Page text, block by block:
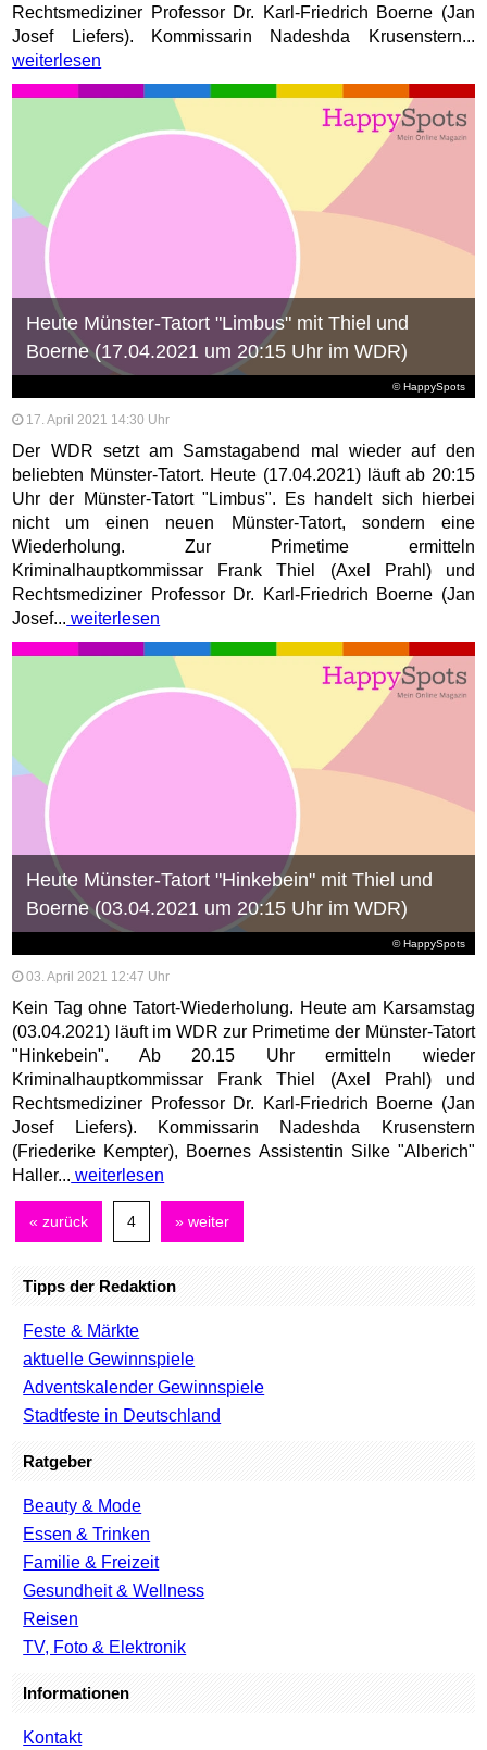
Rechtsmediziner Professor Dr. Karl-Friedrich Boerne (Jan
Josef Liefers). Kommissarin Nadeshda Krusenstern...
weiterlesen
© HappySpots
Heute Münster-Tatort "Limbus" mit Thiel und
Boerne (17.04.2021 um 20:15 Uhr im WDR)
17. April 2021 14:30 Uhr
Der WDR setzt am Samstagabend mal wieder auf den
beliebten Münster-Tatort. Heute (17.04.2021) läuft ab 20:15
Uhr der Münster-Tatort "Limbus". Es handelt sich hierbei
nicht um einen neuen Münster-Tatort, sondern eine
Wiederholung. Zur Primetime ermitteln
Kriminalhauptkommissar Frank Thiel (Axel Prahl) und
Rechtsmediziner Professor Dr. Karl-Friedrich Boerne (Jan
Josef... weiterlesen
© HappySpots
Heute Münster-Tatort "Hinkebein" mit Thiel und
Boerne (03.04.2021 um 20:15 Uhr im WDR)
03. April 2021 12:47 Uhr
Kein Tag ohne Tatort-Wiederholung. Heute am Karsamstag
(03.04.2021) läuft im WDR zur Primetime der Münster-Tatort
"Hinkebein". Ab 20.15 Uhr ermitteln wieder
Kriminalhauptkommissar Frank Thiel (Axel Prahl) und
Rechtsmediziner Professor Dr. Karl-Friedrich Boerne (Jan
Josef Liefers). Kommissarin Nadeshda Krusenstern
(Friederike Kempter), Boernes Assistentin Silke "Alberich"
Haller... weiterlesen
« zurück 4 » weiter
Tipps der Redaktion
Feste & Märkte
aktuelle Gewinnspiele
Adventskalender Gewinnspiele
Stadtfeste in Deutschland
Ratgeber
Beauty & Mode
Essen & Trinken
Familie & Freizeit
Gesundheit & Wellness
Reisen
TV, Foto & Elektronik
Informationen
Kontakt